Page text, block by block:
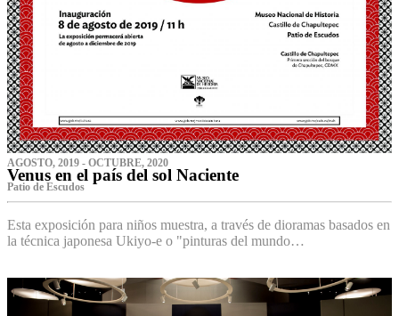
AGOSTO, 2019 - OCTUBRE, 2020
Venus en el país del sol Naciente
P‌atio de Escudos
Esta exposición para niños muestra, a través de dioramas basados en
la técnica japonesa Ukiyo-e o "pinturas del mundo…